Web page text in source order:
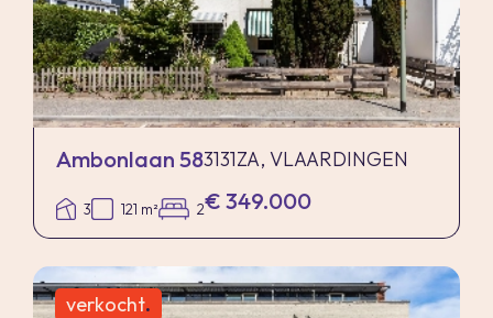
Ambonlaan 583131ZA, VLAARDINGEN
3 121 m² 2€ 349.000
verkocht.